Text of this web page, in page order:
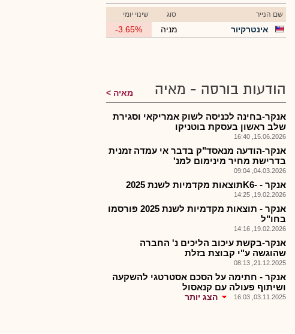
שם הנייר סוג שינוי יומי
אינטרקיור מניה -3.65%
הודעות בורסה - מאיה מאיה
אנקר-בחינה לכניסה לשוק אמריקאי וסגירת
שלב ראשון בעסקת בוטניקו
15.06.2026, 16:40
אנקר-הודעה מנאסד"ק בדבר אי עמדה זמנית
בדרישת מחיר מינימום למנ'
04.03.2026, 09:04
אנקר - -K6תוצאות מקדמיות לשנת 2025
19.02.2026, 14:25
אנקר - תוצאות מקדמיות לשנת 2025 פורסמו
בחו"ל
19.02.2026, 14:16
אנקר-בקשת עיכוב הליכים נ' החברה
שהוגשה ע"י קבוצת בזלת
21.12.2025, 08:13
אנקר - חתימה על הסכם אסטרטגי להשקעה
ושיתוף פעולה עם קנאסול
03.11.2025, 16:03 הצג יותר